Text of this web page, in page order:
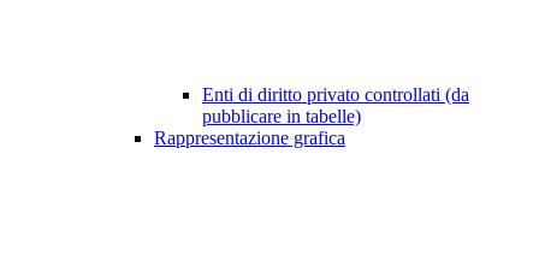
Enti di diritto privato controllati (da
pubblicare in tabelle)
Rappresentazione grafica